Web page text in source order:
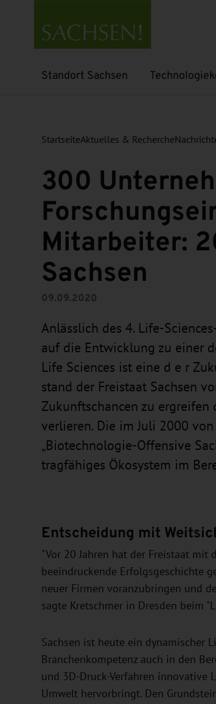
Standort Sachsen
Untermenü öffnen Untermenü
StartseiteAktuelles & Recherche
300
Mitarbeiter:
Sachsen
09.09.2020
Anlässlich des 4. Life-
auf die Entwicklung zu einer
Life Sciences ist eine d e r
stand der Freistaat Sachsen
Zukunftschancen zu ergreifen
verlieren. Die im Juli 2000
„Biotechnologie-Offensive
tragfähiges Ökosystem im
Entscheidung mit
"Vor 20 Jahren hat der Freistaat
beeindruckende Erfolgsgeschichte
neuer Firmen voranzubringen und
sagte Kretschmer in Dresden beim
Sachsen ist heute ein dynamischer
Branchenkompetenz auch in den
und 3D-Druck-Verfahren innovative
Umwelt hervorbringt. Den